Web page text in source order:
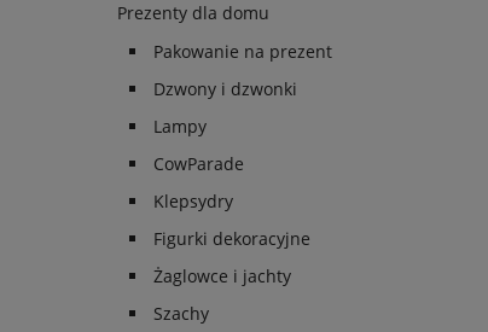
Prezenty dla domu
Pakowanie na prezent
Dzwony i dzwonki
Lampy
CowParade
Klepsydry
Figurki dekoracyjne
Żaglowce i jachty
Szachy